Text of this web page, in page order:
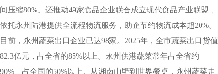
间压缩80%。还推动49家食品企业联合成立现代食品产业联盟，
依托永州陆港提供全流程物流服务，助企节约物流成本超20%。
目前，永州蔬菜出口企业已达98家。2025年，全市蔬菜出口货值
82.3亿元，占全省的85%以上。永州供港蔬菜常年占全省约
90%，占全国的50%以上。从湘南山野到世界餐桌，永州蔬菜走